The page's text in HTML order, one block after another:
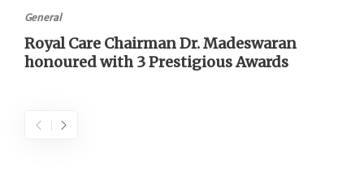
General
Royal Care Chairman Dr. Madeswaran
honoured with 3 Prestigious Awards